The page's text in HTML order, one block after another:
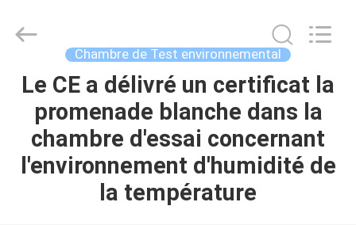
MAISON
PRODUITS
Equipment
Rights
Reserved.
Chambre de Test environnemental
Le CE a délivré un certificat la
promenade blanche dans la
chambre d'essai concernant
l'environnement d'humidité de
la température